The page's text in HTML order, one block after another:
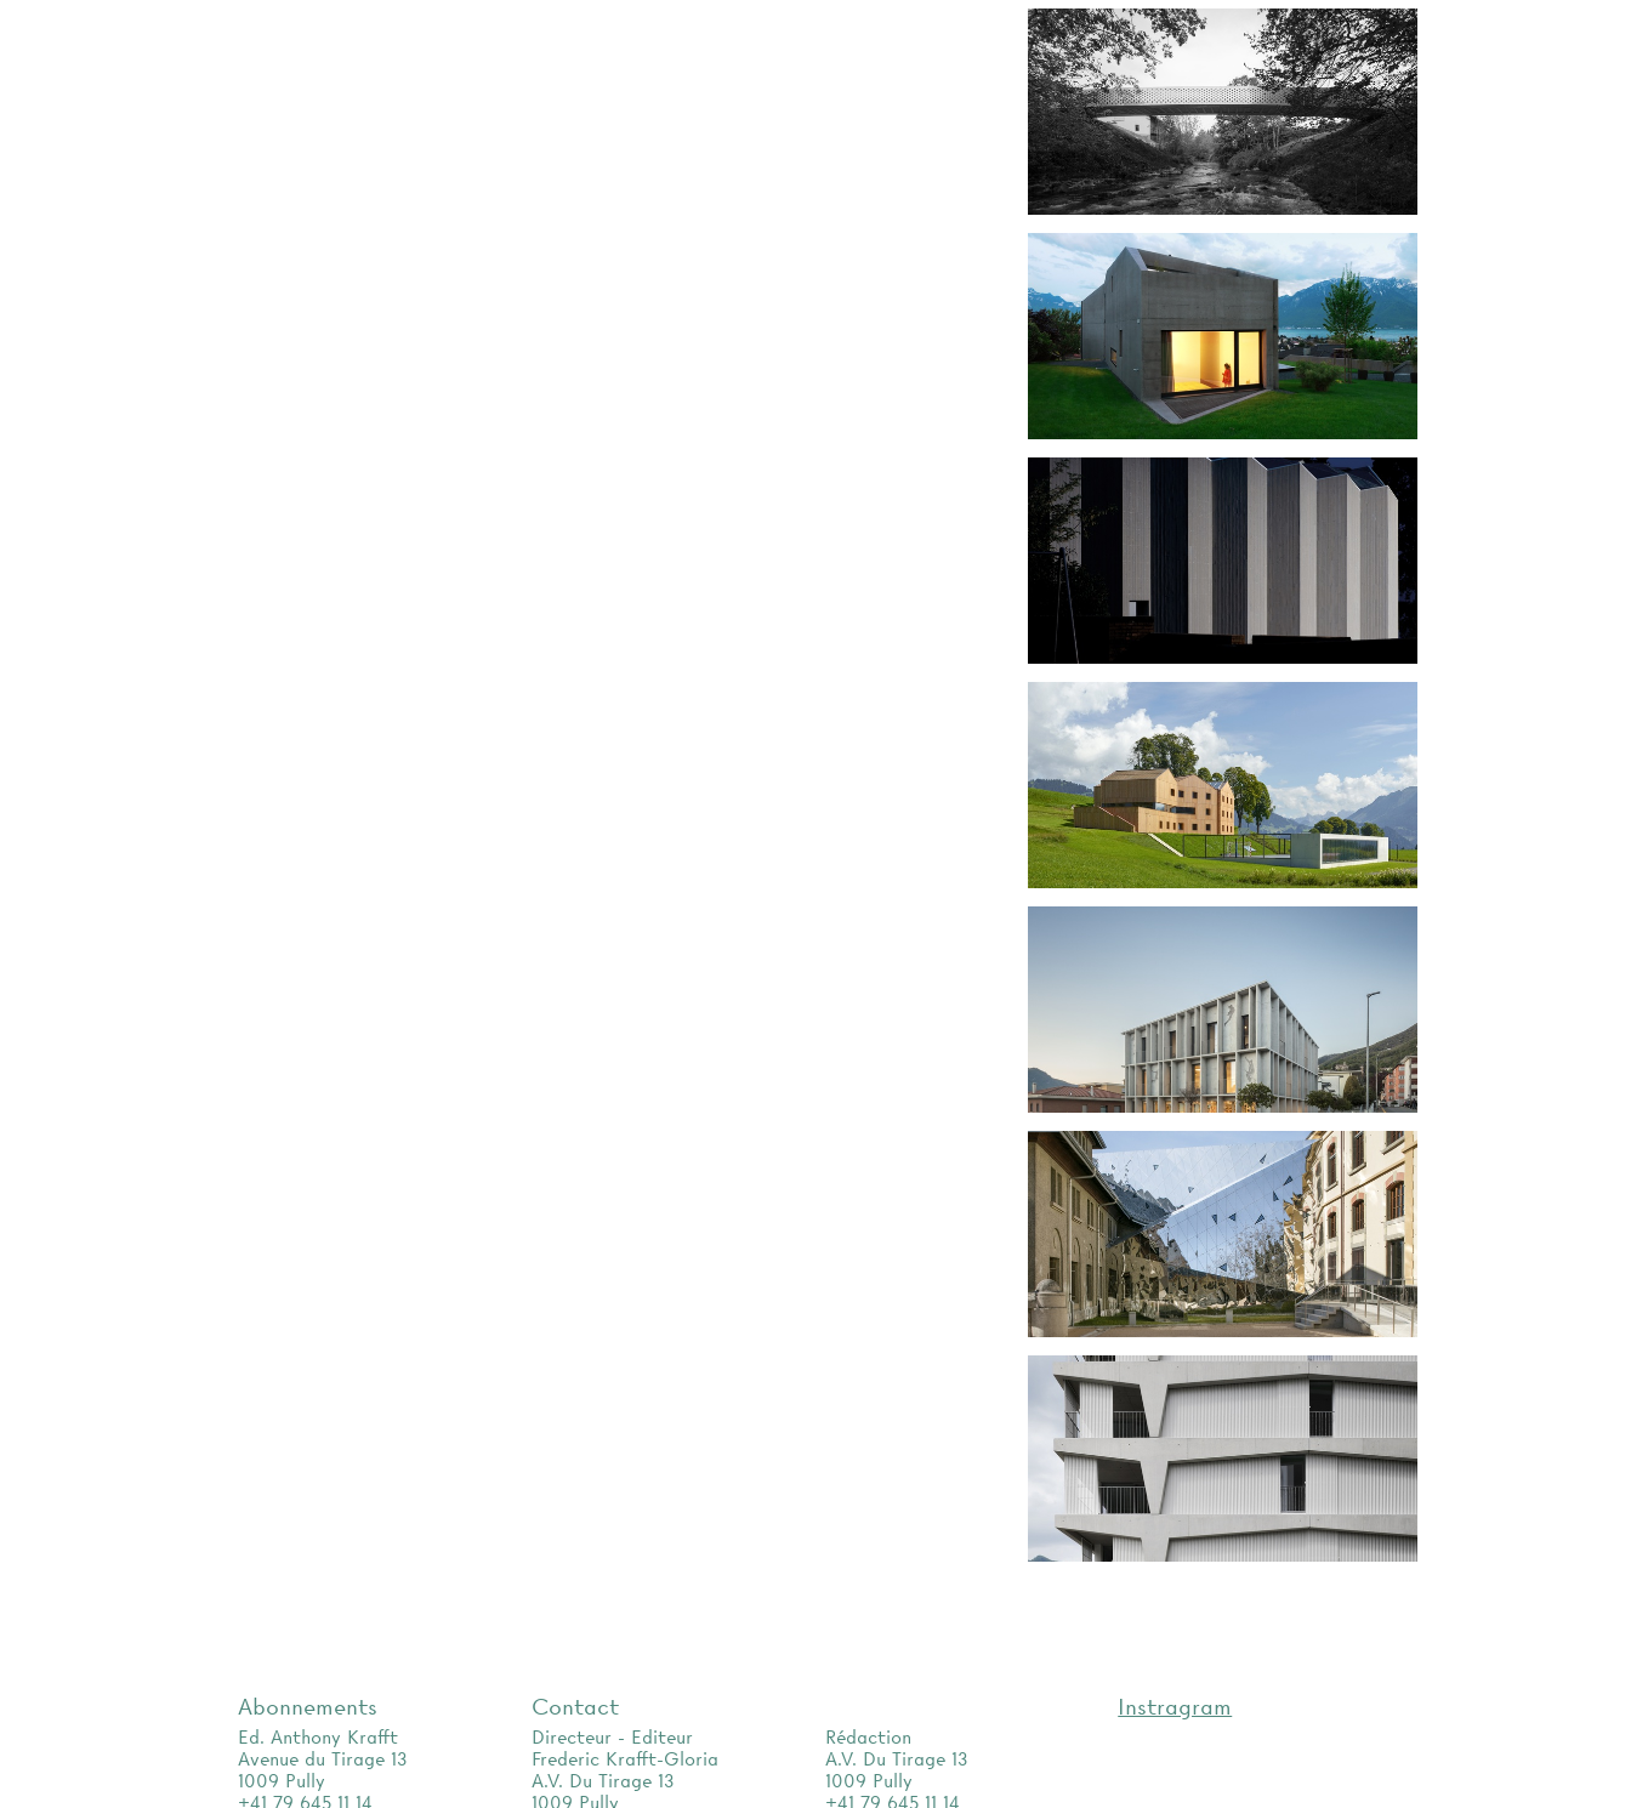
Abonnements
Ed. Anthony Krafft
Avenue du Tirage 13
1009 Pully
+41 79 645 11 14
Contact
Directeur - Editeur
Frederic Krafft-Gloria
A.V. Du Tirage 13
1009 Pully
Rédaction
A.V. Du Tirage 13
1009 Pully
+41 79 645 11 14
Instragram